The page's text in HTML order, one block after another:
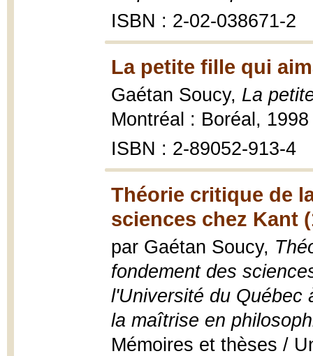
ISBN : 2-02-038671-2
La petite fille qui
Gaétan Soucy, La
Montréal : Boréal, 1998
ISBN : 2-89052-913-4
Théorie critique de
sciences chez Kant
par Gaétan Soucy,
fondement des
l'Université du Québec
la maîtrise en
Mémoires et thèses /